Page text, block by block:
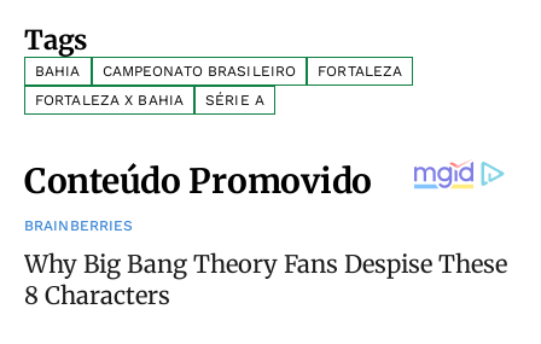
Tags
BAHIA CAMPEONATO BRASILEIRO
FORTALEZA
FORTALEZA X BAHIA
SÉRIE A